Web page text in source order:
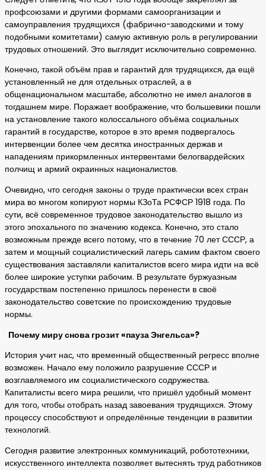
профсоюзами и другими формами самоорганизации и
самоуправления трудящихся (фабрично-заводскими и тому
подобными комитетами) самую активную роль в регулировании
трудовых отношений. Это выглядит исключительно современно.
Конечно, такой объём прав и гарантий для трудящихся, да ещё
установленный не для отдельных отраслей, а в
общенациональном масштабе, абсолютно не имел аналогов в
тогдашнем мире. Поражает воображение, что большевики пошли
на установление такого колоссального объёма социальных
гарантий в государстве, которое в это время подвергалось
интервенции более чем десятка иностранных держав и
нападениям прикормленных интервентами белогвардейских
полчищ и армий окраинных националистов.
Очевидно, что сегодня законы о труде практически всех стран
мира во многом копируют нормы КЗоТа РСФСР 1918 года. По
сути, всё современное трудовое законодательство вышло из
этого эпохального по значению кодекса. Конечно, это стало
возможным прежде всего потому, что в течение 70 лет СССР, а
затем и мощный социалистический лагерь самим фактом своего
существования заставляли капиталистов всего мира идти на всё
более широкие уступки рабочим. В результате буржуазным
государствам постепенно пришлось перенести в своё
законодательство советские по происхождению трудовые
нормы.
Почему миру снова грозит «пауза Энгельса»?
История учит нас, что временный общественный регресс вполне
возможен. Начало ему положило разрушение СССР и
возглавляемого им социалистического содружества.
Капиталисты всего мира решили, что пришёл удобный момент
для того, чтобы отобрать назад завоевания трудящихся. Этому
процессу способствуют и определённые тенденции в развитии
технологий.
Сегодня развитие электронных коммуникаций, робототехники,
искусственного интеллекта позволяет вытеснять труд работников